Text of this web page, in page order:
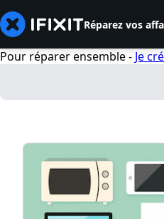
Réparez vos
Pour réparer ensemble - Je